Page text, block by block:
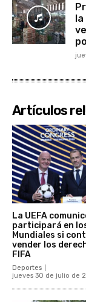
Artículos
La UEFA
participará en
Mundiales si
vender los
FIFA
Deportes
jueves 30 de julio de